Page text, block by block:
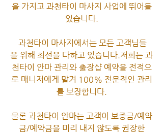
을 가지고 과천타이 마사지 사업에 뛰어들
었습니다.
과천타이 마사지에서는 모든 고객님들
을 위해 최선을 다하고 있습니다.저희는 과
천타이 안마 관리와 출장샵 예약을 전적으
로 매니저에게 맡겨 100% 전문적인 관리
를 보장합니다.
물론 과천타이 안마는 고객이 보증금/예약
금/예약금을 미리 내지 않도록 권장한